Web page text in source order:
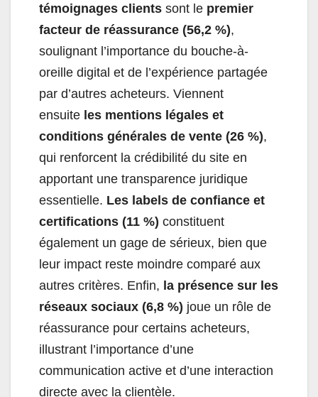
témoignages clients sont le premier
facteur de réassurance (56,2 %),
soulignant l’importance du bouche-à-
oreille digital et de l’expérience partagée
par d’autres acheteurs. Viennent
ensuite les mentions légales et
conditions générales de vente (26 %),
qui renforcent la crédibilité du site en
apportant une transparence juridique
essentielle. Les labels de confiance et
certifications (11 %) constituent
également un gage de sérieux, bien que
leur impact reste moindre comparé aux
autres critères. Enfin, la présence sur les
réseaux sociaux (6,8 %) joue un rôle de
réassurance pour certains acheteurs,
illustrant l’importance d’une
communication active et d’une interaction
directe avec la clientèle.